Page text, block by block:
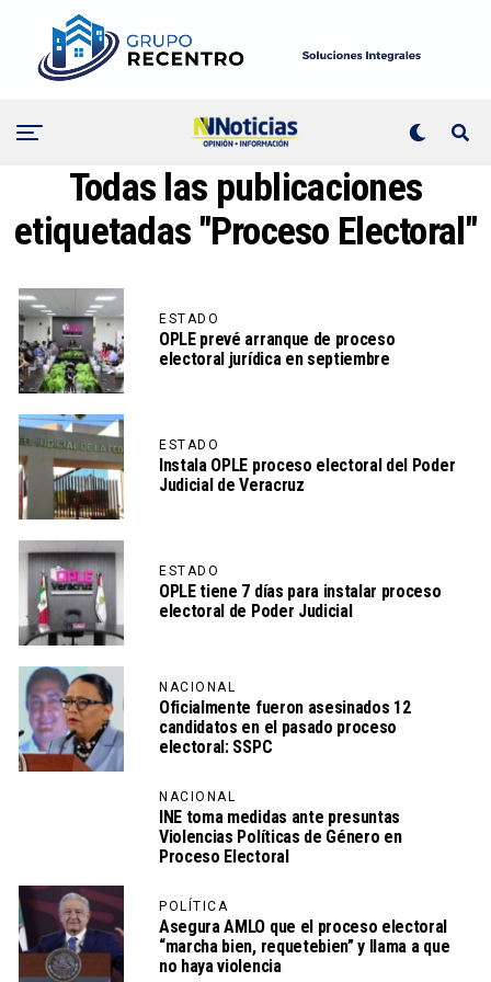
Todas las publicaciones
etiquetadas "Proceso Electoral"
ESTADO
OPLE prevé arranque de proceso
electoral jurídica en septiembre
ESTADO
Instala OPLE proceso electoral del Poder
Judicial de Veracruz
ESTADO
OPLE tiene 7 días para instalar proceso
electoral de Poder Judicial
NACIONAL
Oficialmente fueron asesinados 12
candidatos en el pasado proceso
electoral: SSPC
NACIONAL
INE toma medidas ante presuntas
Violencias Políticas de Género en
Proceso Electoral
POLÍTICA
Asegura AMLO que el proceso electoral
“marcha bien, requetebien” y llama a que
no haya violencia